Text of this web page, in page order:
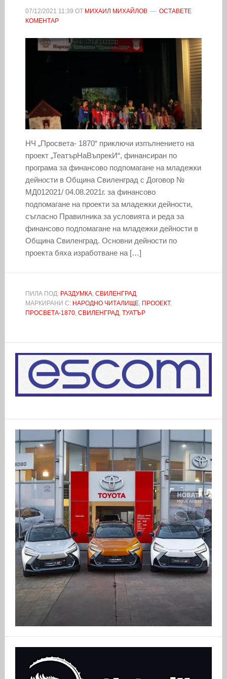
07/12/2021 11:39 ОТ МИХАИЛ МИХАЙЛОВ
ОСТАВЕТЕ
КОМЕНТАР
НЧ „Просвета- 1870“ приключи изпълнението на
проект „ТеатърНаВъпрекИ“, финансиран по
програма за финансово подпомагане на младежки
дейности в Община Свиленград с Договор №
МД012021/ 04.08.2021г. за финансово
подпомагане на проекти за младежки дейности,
съгласно Правилника за условията и реда за
финансово подпомагане на младежки дейности в
Община Свиленград. Основни дейности по
проекта бяха изработване на […]
ПИЛА ПОД: РАЗДУМКА, СВИЛЕНГРАД
МАРКИРАНИ С: НАРОДНО ЧИТАЛИЩЕ, ПРООЕКТ,
ПРОСВЕТА-1870, СВИЛЕНГРАД, ТУАТЪР